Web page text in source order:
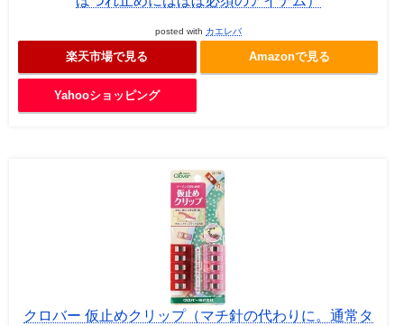
posted with カエレバ
楽天市場で見る Amazonで見る
Yahooショッピング
クロバー 仮止めクリップ（マチ針の代わりに。通常タ